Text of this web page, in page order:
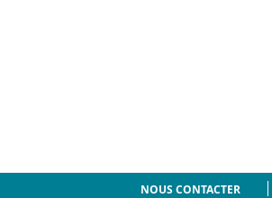
NOUS CONTACTER